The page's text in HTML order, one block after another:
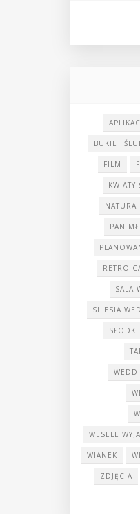
BUKIET
FILM
KWIATY
NATURA
PAN
RETRO
SALA
SILESIA
WESELE
WIANEK
ZDJĘCIA